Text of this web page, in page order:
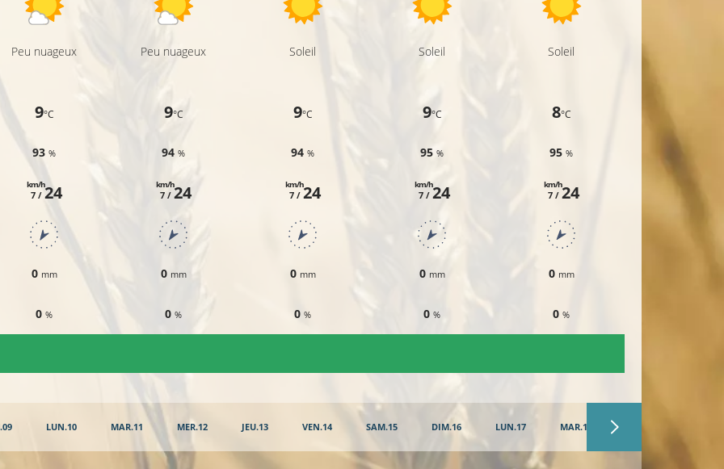
Peu nuageux
9°C
93%
7 /
km/h24
0 mm
0%
Peu nuageux
9°C
94%
7 /
km/h24
0 mm
0%
Soleil
9°C
94%
7 /
km/h24
0 mm
0%
Soleil
9°C
95%
7 /
km/h24
0 mm
0%
Soleil
8°C
95%
7 /
km/h24
0 mm
0%
LUN.10 MAR.11 MER.12 JEU.13 VEN.14 SAM.15 DIM.16 LUN.17 MAR.18